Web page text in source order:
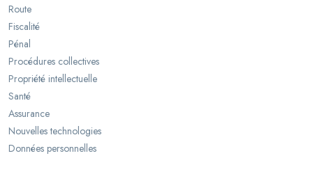
Route
Fiscalité
Pénal
Procédures collectives
Propriété intellectuelle
Santé
Assurance
Nouvelles technologies
Données personnelles